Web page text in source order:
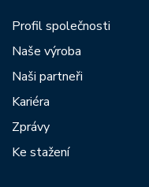
Profil společnosti
Naše výroba
Naši partneři
Kariéra
Zprávy
Ke stažení